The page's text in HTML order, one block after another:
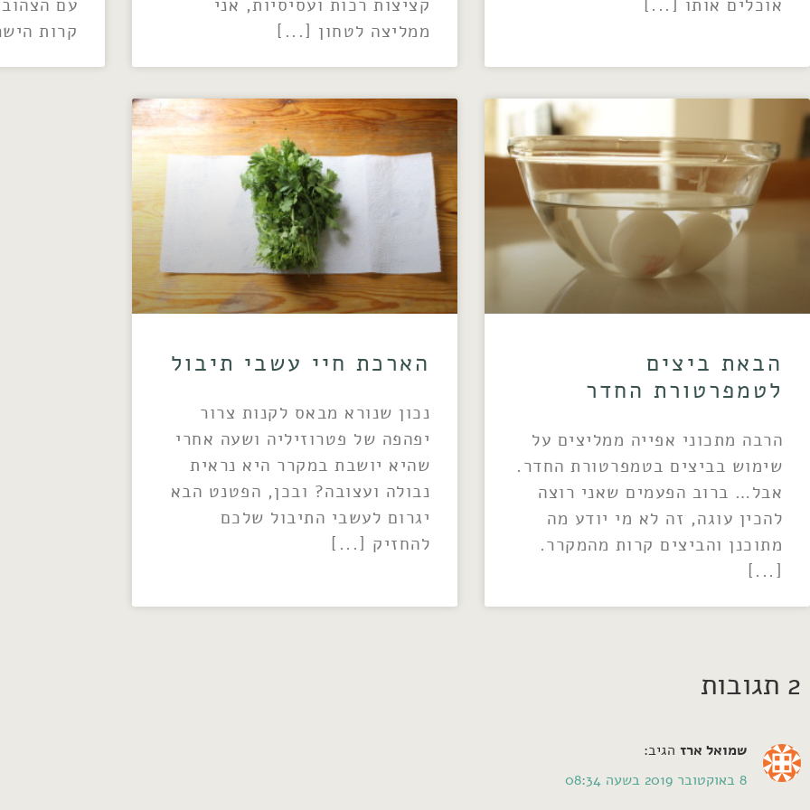
אוכלים אותו
קציצות רכות ועסיסיות, אני
ממליצה לטחון
עם
קרות
הבאת ביצים
לטמפרטורת החדר
הרבה מתכוני אפייה ממליצים על
שימוש בביצים בטמפרטורת החדר.
אבל… ברוב הפעמים שאני רוצה
להכין עוגה, זה לא מי יודע מה
מתוכנן והביצים קרות מהמקרר.
הארכת חיי עשבי תיבול
נכון שנורא מבאס לקנות צרור
יפהפה של פטרוזיליה ושעה אחרי
שהיא יושבת במקרר היא נראית
נבולה ועצובה? ובכן, הפטנט הבא
יגרום לעשבי התיבול שלכם
להחזיק
2 תגובות
שמואל ארז הגיב:
8 באוקטובר 2019 בשעה 08:34